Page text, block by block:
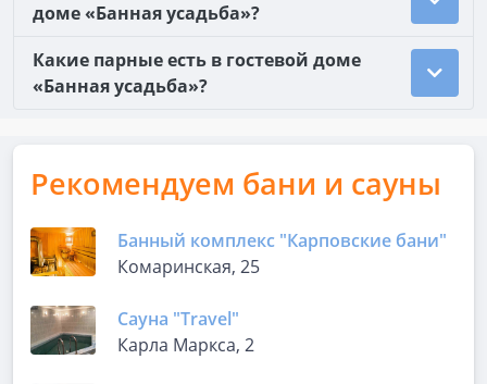
доме «Банная усадьба»?
Какие парные есть в гостевой доме
«Банная усадьба»?
Рекомендуем бани и сауны
Банный комплекс "Карповские бани"
Комаринская, 25
Сауна "Travel"
Карла Маркса, 2